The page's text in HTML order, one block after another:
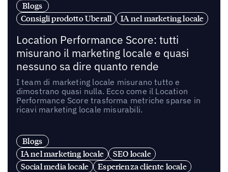
Blogs
Consigli prodotto Uberall
IA nel marketing locale
Location Performance Score: tutti
misurano il marketing locale e quasi
nessuno sa dire quanto rende
I team di marketing locale misurano tutto e
dimostrano quasi nulla. Ecco come il Location
Performance Score trasforma metriche sparse in
ricavi marketing locale misurabili.
Blogs
IA nel marketing locale
SEO locale
Social media locale
Esperienza cliente locale